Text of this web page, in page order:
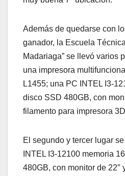
Además de quedarse con
ganador, la Escuela
Madariaga” se llevó varios
una impresora
L1455; una PC INTEL I3-
disco SSD 480GB, con
filamento para impresora
El segundo y tercer lugar
INTEL I3-12100 memoria
480GB, con monitor de 22″